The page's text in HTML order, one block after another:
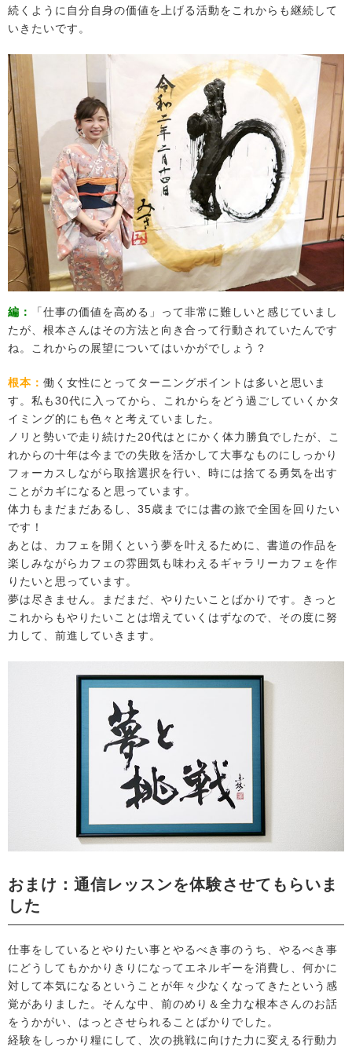
続くように自分自身の価値を上げる活動をこれからも継続して
いきたいです。
編：
「仕事の価値を高める」って非常に難しいと感じていまし
たが、根本さんはその方法と向き合って行動されていたんです
ね。これからの展望についてはいかがでしょう？
根本： 働く女性にとってターニングポイントは多いと思いま
す。私も30代に入ってから、これからをどう過ごしていくかタ
イミング的にも色々と考えていました。
ノリと勢いで走り続けた20代はとにかく体力勝負でしたが、こ
れからの十年は今までの失敗を活かして大事なものにしっかり
フォーカスしながら取捨選択を行い、時には捨てる勇気を出す
ことがカギになると思っています。
体力もまだまだあるし、35歳までには書の旅で全国を回りたい
です！
あとは、カフェを開くという夢を叶えるために、書道の作品を
楽しみながらカフェの雰囲気も味わえるギャラリーカフェを作
りたいと思っています。
夢は尽きません。まだまだ、やりたいことばかりです。きっと
これからもやりたいことは増えていくはずなので、その度に努
力して、前進していきます。
おまけ：通信レッスンを体験させてもらいま
した
仕事をしているとやりたい事とやるべき事のうち、やるべき事
にどうしてもかかりきりになってエネルギーを消費し、何かに
対して本気になるということが年々少なくなってきたという感
覚がありました。そんな中、前のめり＆全力な根本さんのお話
をうかがい、はっとさせられることばかりでした。
経験をしっかり糧にして、次の挑戦に向けた力に変える行動力